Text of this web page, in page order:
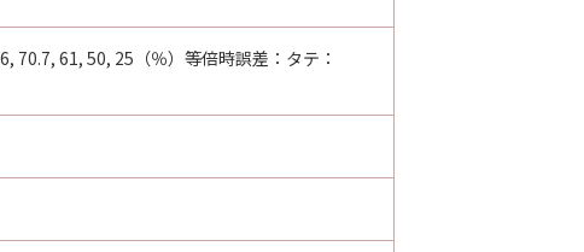
70.7, 61, 50, 25（％）等倍時誤差：タテ：